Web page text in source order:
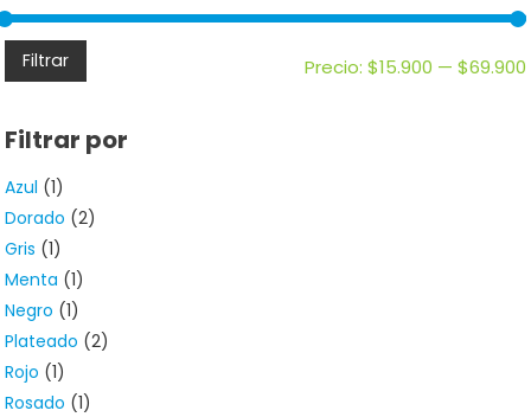
Filtrar Precio: $15.900 — $69.900
Filtrar por
Azul (1)
Dorado (2)
Gris (1)
Menta (1)
Negro (1)
Plateado (2)
Rojo (1)
Rosado (1)